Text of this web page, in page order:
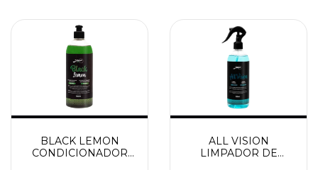
BLACK LEMON
CONDICIONADOR
ALL VISION
LIMPADOR DE